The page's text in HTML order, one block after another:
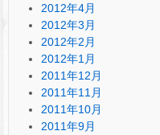
2012年4月
2012年3月
2012年2月
2012年1月
2011年12月
2011年11月
2011年10月
2011年9月